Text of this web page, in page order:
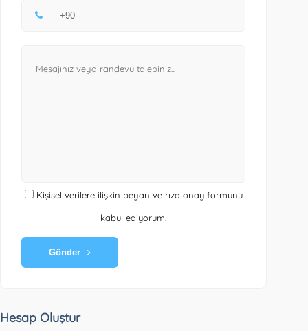
Kişisel verilere ilişkin beyan ve rıza onay formunu
kabul ediyorum.
Gönder
Hesap Oluştur